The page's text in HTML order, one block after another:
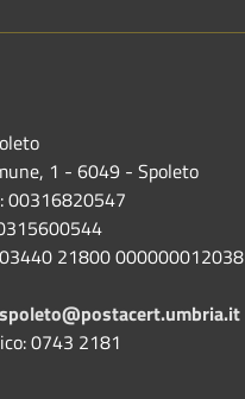
1 - 6049 - Spoleto
00316820547
03440 21800 000000012038
0743 2181